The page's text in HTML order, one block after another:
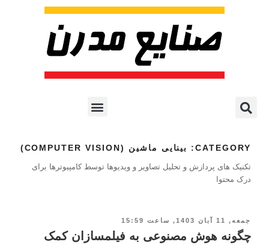
CATEGORY: بینایی ماشین (COMPUTER VISION)
تکنیک های پردازش و تحلیل تصاویر و ویدیوها توسط کامپیوترها برای
درک محتوا
جمعه, 11 آبان 1403, ساعت 15:59
چگونه هوش مصنوعی به فیلمسازان کمک